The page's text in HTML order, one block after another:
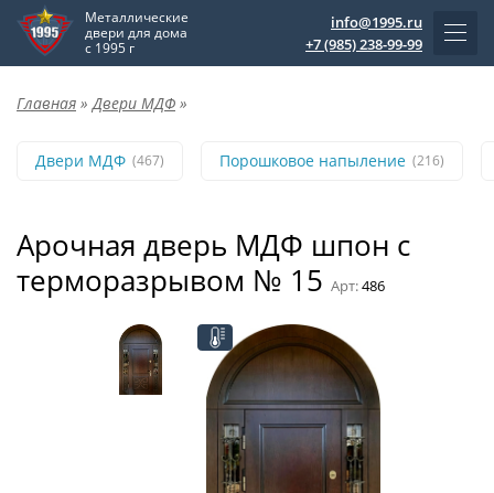
Металлические
двери для дома
с 1995 г
info@1995.ru
+7 (985) 238-99-99
Главная » Двери МДФ »
Двери МДФ (467) Порошковое напыление (216)
Арочная дверь МДФ шпон с
терморазрывом № 15 Арт:486